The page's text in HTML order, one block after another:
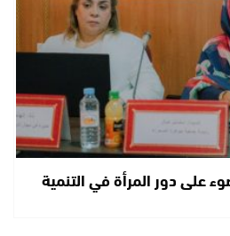
على دور المرأة في التنمية